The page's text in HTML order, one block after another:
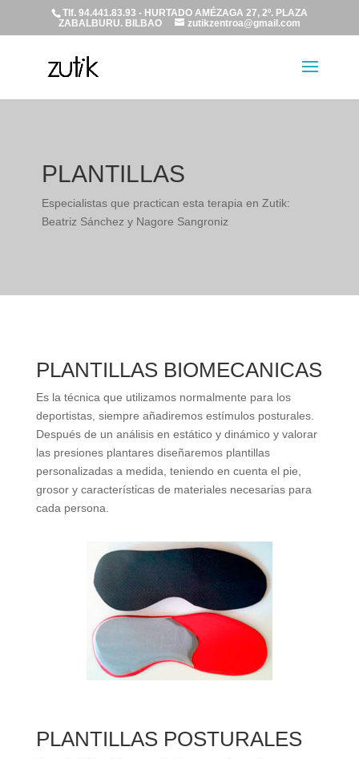
Tlf. 94.441.83.93 - HURTADO AMÉZAGA 27, 2º. PLAZA
ZABALBURU. BILBAO
zutikzentroa@gmail.com
PLANTILLAS
Especialistas que practican esta terapia en Zutik:
Beatriz Sánchez y Nagore Sangroniz
PLANTILLAS BIOMECANICAS
Es la técnica que utilizamos normalmente para los
deportistas, siempre añadiremos estímulos posturales.
Después de un análisis en estático y dinámico y valorar
las presiones plantares diseñaremos plantillas
personalizadas a medida, teniendo en cuenta el pie,
grosor y características de materiales necesarias para
cada persona.
PLANTILLAS POSTURALES